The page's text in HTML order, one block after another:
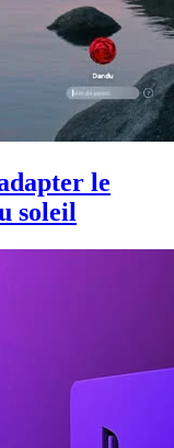
le
soleil